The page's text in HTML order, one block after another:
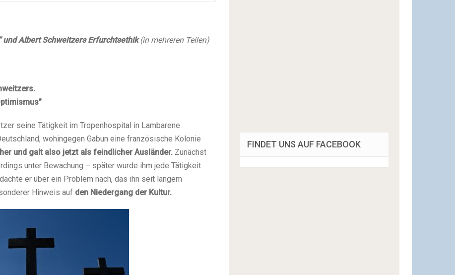
und Albert Schweitzers Erfurchtsethik(in mehreren Teilen)
seine Tätigkeit im Tropenhospital in Lambarene
wohingegen Gabun eine französische Kolonie
und galt also jetzt als feindlicher Ausländer. Zunächst
unter Bewachung – später wurde ihm jede Tätigkeit
er über ein Problem nach, das ihn seit langem
Hinweis auf den Niedergang der Kultur.
FINDET UNS AUF FACEBOOK